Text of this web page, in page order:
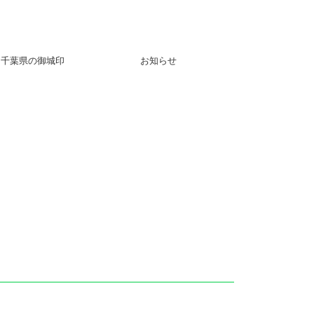
千葉県の御城印 お知らせ